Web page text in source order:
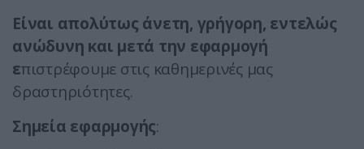
Είναι απολύτως άνετη, γρήγορη, εντελώς
ανώδυνη και μετά την εφαρμογή
επιστρέφουμε στις καθημερινές μας
δραστηριότητες.
Σημεία εφαρμογής: